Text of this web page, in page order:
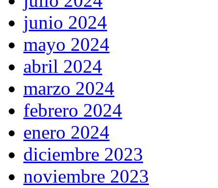
junio 2024
mayo 2024
abril 2024
marzo 2024
febrero 2024
enero 2024
diciembre 2023
noviembre 2023